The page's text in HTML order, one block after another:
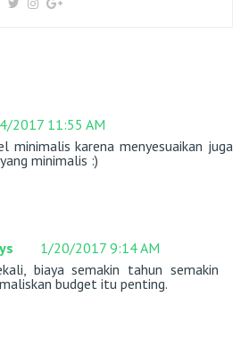
2017 11:55 AM
minimalis karena menyesuaikan juga
minimalis :)
1/20/2017 9:14 AM
biaya semakin tahun semakin
budget itu penting.